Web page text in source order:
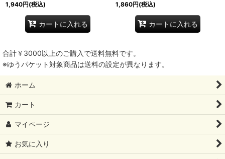
1,940円(税込)
カートに入れる
1,860円(税込)
カートに入れる
合計￥3000以上のご購入で送料無料です。
※ゆうパケット対象商品は送料の設定が異なります。
ホーム
カート
マイページ
お気に入り